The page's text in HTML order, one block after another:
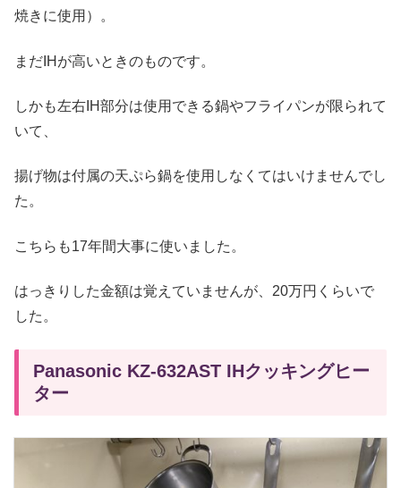
焼きに使用）。
まだIHが高いときのものです。
しかも左右IH部分は使用できる鍋やフライパンが限られて
いて、
揚げ物は付属の天ぷら鍋を使用しなくてはいけませんでし
た。
こちらも17年間大事に使いました。
はっきりした金額は覚えていませんが、20万円くらいで
した。
Panasonic KZ-632AST IHクッキングヒー
ター